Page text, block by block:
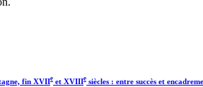
fin XVIIe et XVIIIe siècles : entre succès et